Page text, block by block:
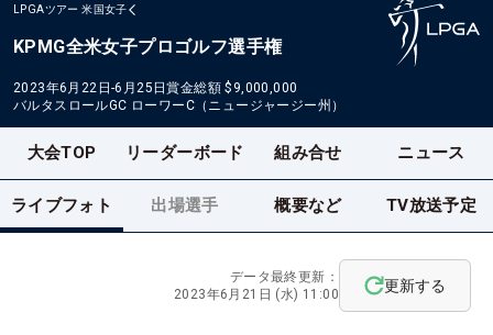
LPGAツアー 米国女子
KPMG全米女子プロゴルフ選手権
2023年6月22日-6月25日賞金総額 $9,000,000
バルタスロールGC ローワーC（ニュージャージー州）
大会TOP リーダーボード 組み合せ ニュース
ライブフォト 出場選手 概要など TV放送予定
データ最終更新：
2023年6月21日 (水) 11:00
更新する